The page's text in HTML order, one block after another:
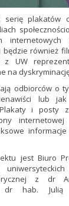
serię plakatów
internetowych
również
UW
na
odbiorców o
lub jak
i posty
jest Biuro
z dr
dr hab. Julią